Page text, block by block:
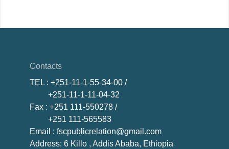
Contacts
TEL : +251-11-1-55-34-00 /
+251-11-1-11-04-32
Fax : +251 111-550278 /
+251 111-565583
Email : fscpublicrelation@gmail.com
Address: 6 Killo , Addis Ababa, Ethiopia